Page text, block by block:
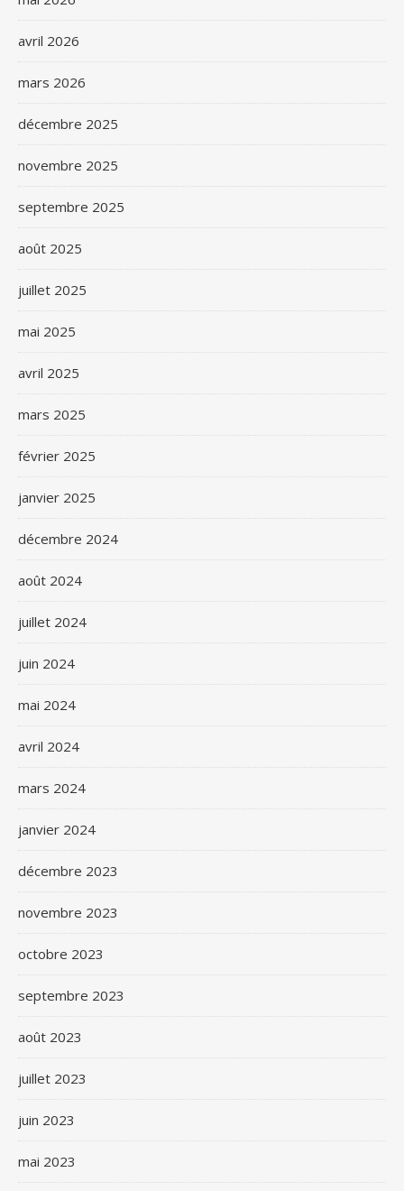
avril 2026
mars 2026
décembre 2025
novembre 2025
septembre 2025
août 2025
juillet 2025
mai 2025
avril 2025
mars 2025
février 2025
janvier 2025
décembre 2024
août 2024
juillet 2024
juin 2024
mai 2024
avril 2024
mars 2024
janvier 2024
décembre 2023
novembre 2023
octobre 2023
septembre 2023
août 2023
juillet 2023
juin 2023
mai 2023